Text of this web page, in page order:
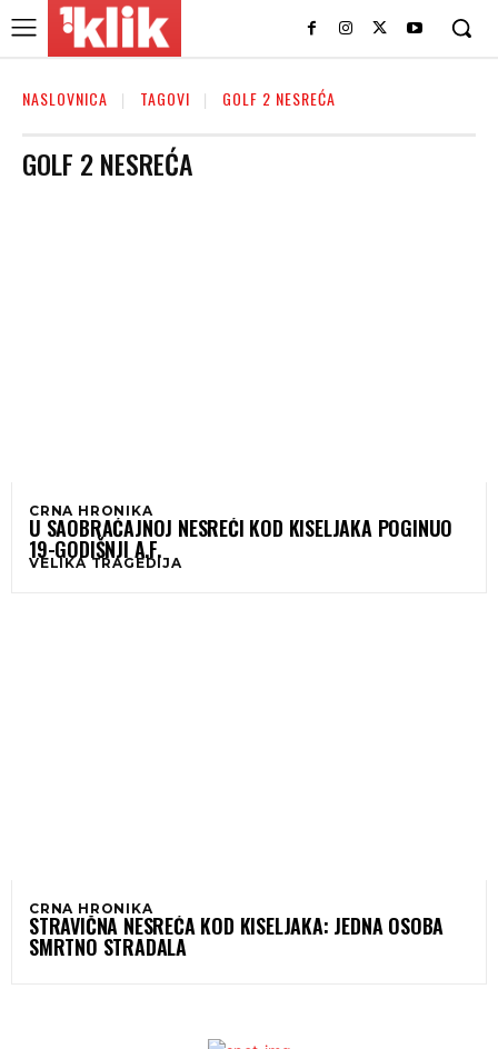
NASLOVNICA TAGOVI GOLF 2 NESREĆA
GOLF 2 NESREĆA
CRNA HRONIKA
U SAOBRAĆAJNOJ NESREĆI KOD KISELJAKA POGINUO
19-GODIŠNJI A.F.
VELIKA TRAGEDIJA
CRNA HRONIKA
STRAVIČNA NESREĆA KOD KISELJAKA: JEDNA OSOBA
SMRTNO STRADALA